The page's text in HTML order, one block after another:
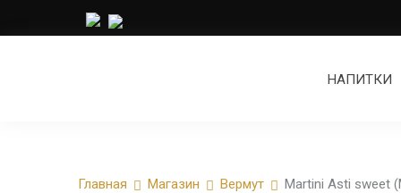
НАПИТКИ
Главная Магазин Вермут Martini Asti sweet